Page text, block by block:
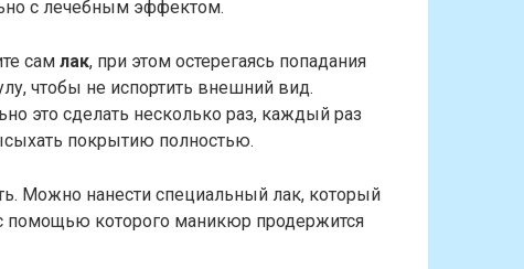
с лечебным эффектом.
сам лак, при этом остерегаясь попадания
чтобы не испортить внешний вид.
это сделать несколько раз, каждый раз
покрытию полностью.
Можно нанести специальный лак, который
помощью которого маникюр продержится